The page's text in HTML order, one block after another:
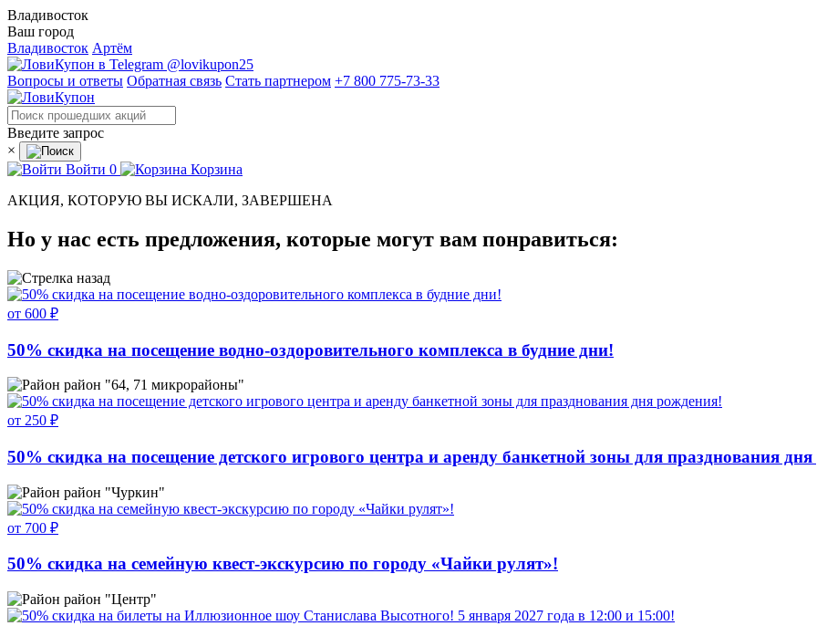
Владивосток
Ваш город
Владивосток Артём
@lovikupon25
Вопросы и ответы Обратная связь Стать партнером +7 800 775-73-33
Введите запрос
×
Войти 0
Корзина
АКЦИЯ, КОТОРУЮ ВЫ ИСКАЛИ, ЗАВЕРШЕНА
Но у нас есть предложения, которые могут вам понравиться:
от 600 ₽
50% скидка на посещение водно-оздоровительного комплекса в будние дни!
район "64, 71 микрорайоны"
от 250 ₽
50% скидка на посещение детского игрового центра и аренду банкетной зоны для празднования
район "Чуркин"
от 700 ₽
50% скидка на семейную квест-экскурсию по городу «Чайки рулят»!
район "Центр"